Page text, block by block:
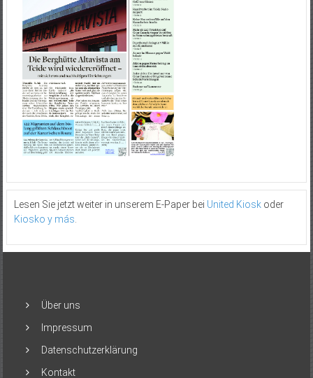
Lesen Sie jetzt weiter in unserem E-Paper bei United Kioskoder
Kiosko y más.
Über uns
Impressum
Datenschutzerklärung
Kontakt